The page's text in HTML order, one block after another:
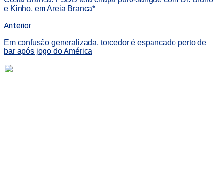
e Kinho, em Areia Branca*
Anterior
Em confusão generalizada, torcedor é espancado perto de
bar após jogo do América